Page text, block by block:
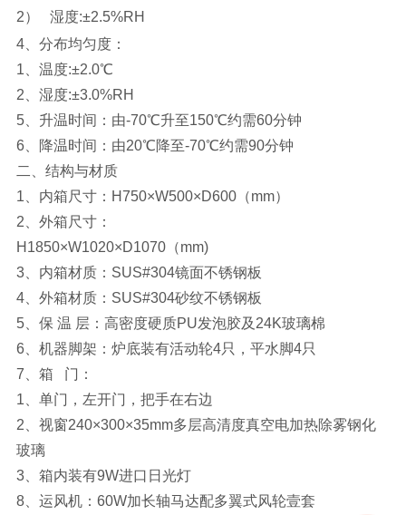
2）
湿度:±2.5%RH
4、 分布均匀度：
1、 温度:±2.0℃
2、 湿度:±3.0%RH
5、 升温时间：由-70℃升至150℃约需60分钟
6、
降温时间：由20℃降至-70℃约需90分钟
二、 结构与材质
1、 内箱尺寸：H750×W500×D600（mm）
2、外箱尺寸：
H1850×W1020×D1070（mm)
3、 内箱材质：SUS#304镜面不锈钢板
4、 外箱材质：SUS#304砂纹不锈钢板
5、 保 温 层：高密度硬质PU发泡胶及24K玻璃棉
6、 机器脚架：炉底装有活动轮4只，平水脚4只
7、 箱 门：
1、 单门，左开门，把手在右边
2、 视窗240×300×35mm多层高清度真空电加热除雾钢化
玻璃
3、 箱内装有9W进口日光灯
8、 运风机：60W加长轴马达配多翼式风轮壹套